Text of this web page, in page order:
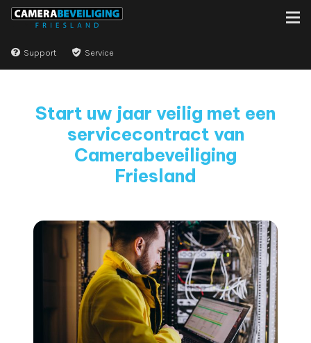
Support Service
Start uw jaar veilig met een
servicecontract van
Camerabeveiliging
Friesland